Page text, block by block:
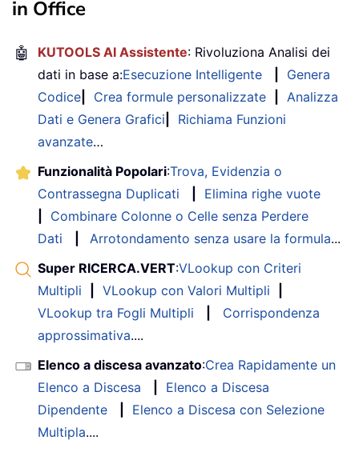
in Office
🤖 KUTOOLS AI Assistente: Rivoluziona Analisi dei
dati in base a:Esecuzione Intelligente
Genera
Codice
Crea formule personalizzate
Analizza
Dati e Genera Grafici
Richiama Funzioni
avanzate…
Funzionalità Popolari:Trova, Evidenzia o
Contrassegna Duplicati
Elimina righe vuote
Combinare Colonne o Celle senza Perdere
Dati
Arrotondamento senza usare la formula...
Super RICERCA.VERT:VLookup con Criteri
Multipli
VLookup con Valori Multipli
VLookup tra Fogli Multipli
Corrispondenza
approssimativa....
Elenco a discesa avanzato:Crea Rapidamente un
Elenco a Discesa
Elenco a Discesa
Dipendente
Elenco a Discesa con Selezione
Multipla....